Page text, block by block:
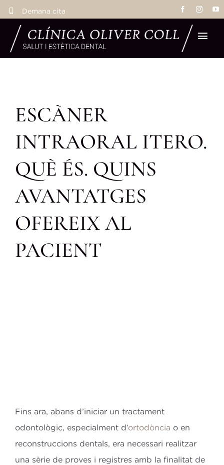
Skip
content
Demana cita
ESCÀNER
INTRAORAL ITERO.
QUÈ ÉS. QUINS
AVANTATGES
OFEREIX AL
PACIENT
Fins ara, abans d’iniciar un tractament
odontològic, especialment d’ortodòncia o en
reconstruccions dentals, era necessari realitzar
una sèrie de proves i registres amb la finalitat de